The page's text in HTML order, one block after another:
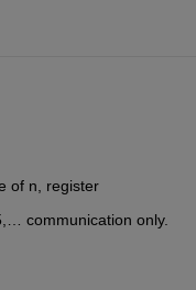
of n, register
communication only.